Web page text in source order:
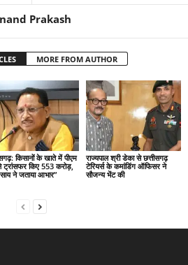
Prakash
MORE FROM AUTHOR
किसानों के खाते में पीएम
ट्रांसफर किए 553 करोड़,
ने जताया आभार”
राज्यपाल श्री डेका से छत्तीसगढ़
टेरियर्स के कमांडिंग ऑफिसर ने
सौजन्य भेंट की